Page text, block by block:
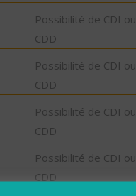
Possibilité de CDI ou
CDD
Possibilité de CDI ou
CDD
Possibilité de CDI ou
CDD
Possibilité de CDI ou
CDD